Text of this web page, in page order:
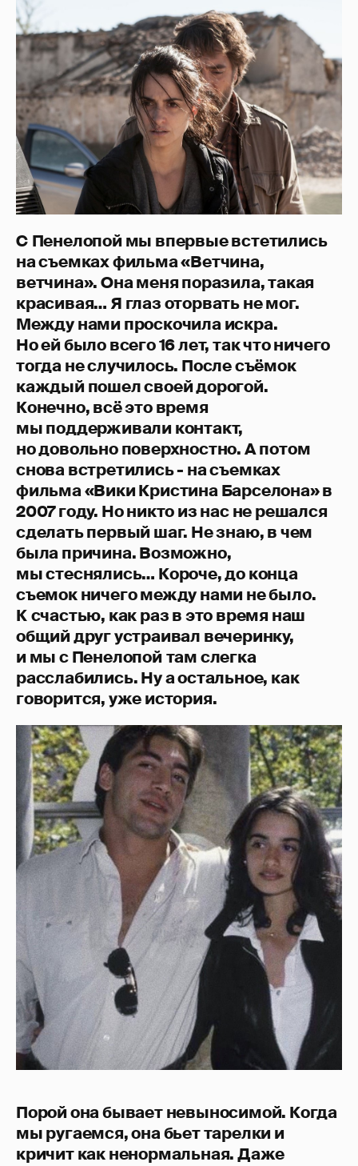
С Пенелопой мы впервые встетились
на съемках фильма «Ветчина,
ветчина». Она меня поразила, такая
красивая… Я глаз оторвать не мог.
Между нами проскочила искра.
Но ей было всего 16 лет, так что ничего
тогда не случилось. После съёмок
каждый пошел своей дорогой.
Конечно, всёэто время
мы поддерживали контакт,
но довольно поверхностно. А потом
снова встретились - на съемках
фильма «Вики Кристина Барселона» в
2007 году. Но никто из нас не решался
сделать первый шаг. Не знаю, в чем
была причина. Возможно,
мы стеснялись… Короче, до конца
съемок ничего между нами не было.
К счастью, как раз в это время наш
общий друг устраивал вечеринку,
и мы с Пенелопой там слегка
расслабились. Ну а остальное, как
говорится, уже история.
Порой она бывает невыносимой. Когда
мы ругаемся, она бьет тарелки и
кричит как ненормальная. Даже